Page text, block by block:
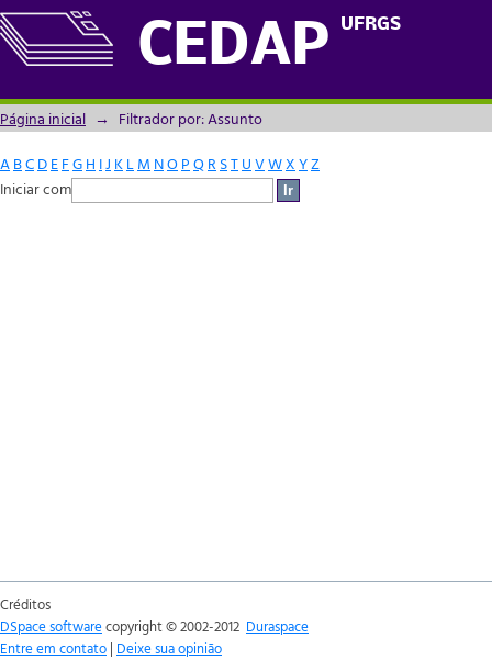
CEDAP UFRGS
Filtrador por: Assunto
Página inicial → Filtrador por: Assunto
ABCDEFGH IJ KLM NOPQRSTUVWXYZ
Iniciar com
Créditos
DSpace softwarecopyright © 2002-2012 Duraspace
Entre em contato | Deixe sua opinião